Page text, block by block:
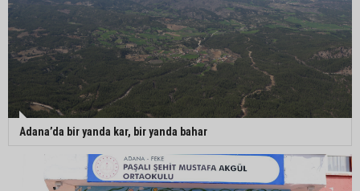
Adana’da bir yanda kar, bir yanda bahar